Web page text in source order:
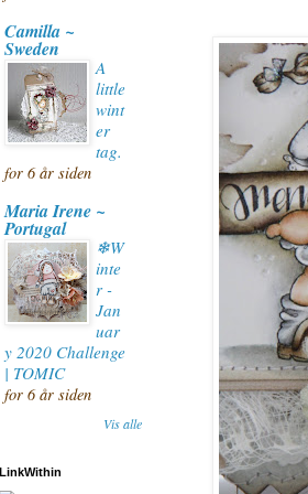
Camilla ~
Sweden
A
little
wint
er
tag.
for 6 år siden
Maria Irene ~
Portugal
❄W
inte
r -
Jan
uar
y 2020 Challenge
| TOMIC
for 6 år siden
Vis alle
LinkWithin